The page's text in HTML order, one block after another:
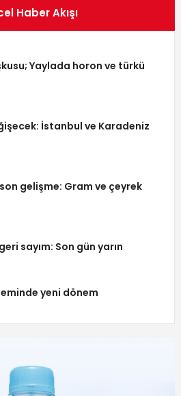
Haber Akışı
Yaylada horon ve türkü
İstanbul ve Karadeniz
gelişme: Gram ve çeyrek
sayım: Son gün yarın
yeni dönem